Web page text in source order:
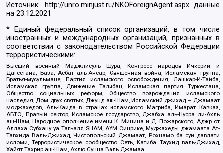
Источник: http://unro.minjust.ru/NKOForeignAgent.aspxданные
на23.12.2021
* Единый федеральный список организаций, в том числе
иностранных и международных организаций, признанных в
соответствии с законодательством Российской Федерации
террористическими:
Высший военный Маджлисуль Шура, Конгресс народов Ичкерии и
Дагестана, База, Асбат аль-Ансар, Священная война, Исламская группа,
Братья-мусульмане, Партия исламского освобождения, Лашкар-И-Тайба,
Исламская группа, Движение Талибан, Исламская партия Туркестана,
Общество социальных реформ, Общество возрождения исламского
наследия, Дом двух святых, Джунд аш-Шам, Исламский джихад – Джамаат
моджахедов, Аль-Каида в странах исламского Магриба, Имарат Кавказ,
АБТО, Правый сектор, Исламское государство, Джабха аль-Нусра ли-Ахль
аш-Шам, Народное ополчение имени К. Минина и Д. Пожарского, Аджр от
Аллаха Субхану уа Тагьаля SHAM, АУМ Синрике, Муджахеды джамаата Ат-
Тавхида Валь-Джихад, Чистопольский Джамаат, Рохнамо ба суи давлати
исломи, Террористическое сообщество Сеть, Катиба Таухид валь-Джихад,
Хайят Тахрир аш-Шам, Ахлю Сунна Валь Джамаа